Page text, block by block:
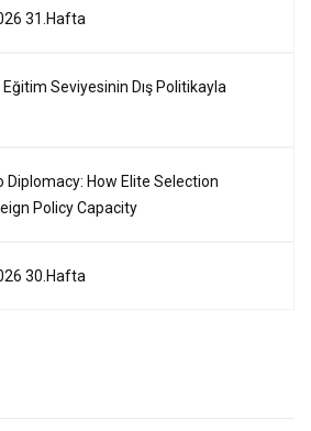
31.Hafta
Seviyesinin Dış Politikayla
Diplomacy: How Elite Selection
Policy Capacity
30.Hafta